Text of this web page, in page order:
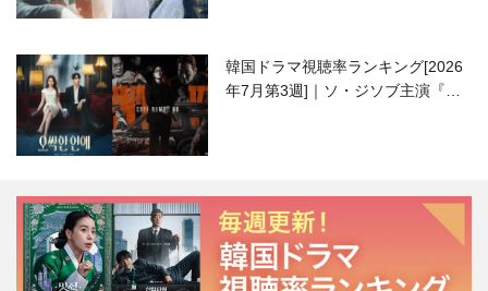
韓国ドラマ視聴率ランキング[2026
年7月第3週]｜ソ・ジソブ主演『エ